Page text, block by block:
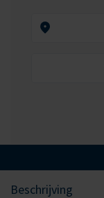
Beschrijving